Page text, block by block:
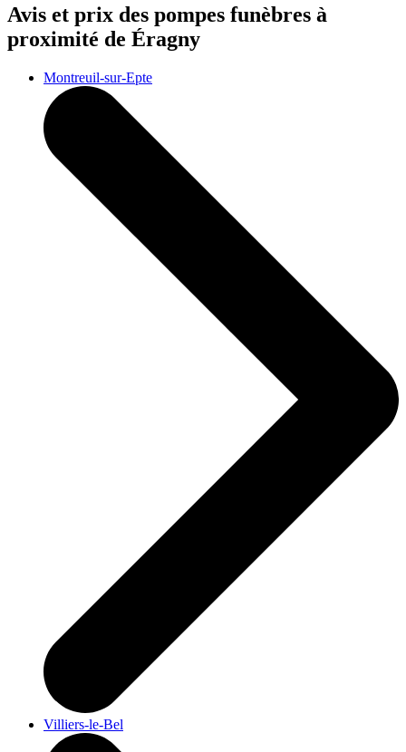
Avis et prix des pompes funèbres à
proximité de Éragny
Montreuil-sur-Epte
Villiers-le-Bel